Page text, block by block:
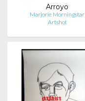
Arroyo
Marjorie Morningstar
Artshot